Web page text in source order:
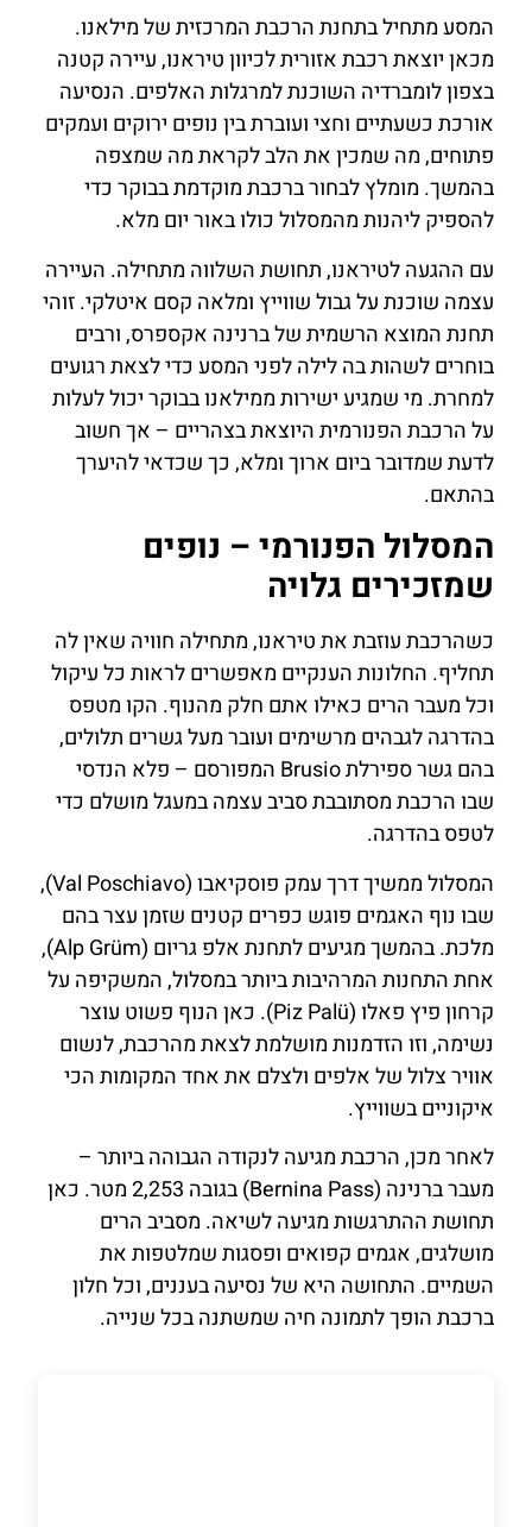
המסע מתחיל בתחנת הרכבת המרכזית של מילאנו.
מכאן יוצאת רכבת אזורית לכיוון טיראנו, עיירה קטנה
בצפון לומברדיה השוכנת למרגלות האלפים. הנסיעה
אורכת כשעתיים וחצי ועוברת בין נופים ירוקים ועמקים
פתוחים, מה שמכין את הלב לקראת מה שמצפה
בהמשך. מומלץ לבחור ברכבת מוקדמת בבוקר כדי
להספיק ליהנות מהמסלול כולו באור יום מלא.
עם ההגעה לטיראנו, תחושת השלווה מתחילה. העיירה
עצמה שוכנת על גבול שווייץ ומלאה קסם איטלקי. זוהי
תחנת המוצא הרשמית של ברנינה אקספרס, ורבים
בוחרים לשהות בה לילה לפני המסע כדי לצאת רגועים
למחרת. מי שמגיע ישירות ממילאנו בבוקר יכול לעלות
על הרכבת הפנורמית היוצאת בצהריים – אך חשוב
לדעת שמדובר ביום ארוך ומלא, כך שכדאי להיערך
בהתאם.
המסלול הפנורמי – נופים
שמזכירים גלויה
כשהרכבת עוזבת את טיראנו, מתחילה חוויה שאין לה
תחליף. החלונות הענקיים מאפשרים לראות כל עיקול
וכל מעבר הרים כאילו אתם חלק מהנוף. הקו מטפס
בהדרגה לגבהים מרשימים ועובר מעל גשרים תלולים,
בהם גשר ספירלת Brusio המפורסם – פלא הנדסי
שבו הרכבת מסתובבת סביב עצמה במעגל מושלם כדי
לטפס בהדרגה.
המסלול ממשיך דרך עמק פוסקיאבו (Val Poschiavo),
שבו נוף האגמים פוגש כפרים קטנים שזמן עצר בהם
מלכת. בהמשך מגיעים לתחנת אלפ גריום (Alp Grüm),
אחת התחנות המרהיבות ביותר במסלול, המשקיפה על
קרחון פיץ פאלו (Piz Palü). כאן הנוף פשוט עוצר
נשימה, וזו הזדמנות מושלמת לצאת מהרכבת, לנשום
אוויר צלול של אלפים ולצלם את אחד המקומות הכי
איקוניים בשווייץ.
לאחר מכן, הרכבת מגיעה לנקודה הגבוהה ביותר –
מעבר ברנינה (Bernina Pass) בגובה 2,253 מטר. כאן
תחושת ההתרגשות מגיעה לשיאה. מסביב הרים
מושלגים, אגמים קפואים ופסגות שמלטפות את
השמיים. התחושה היא של נסיעה בעננים, וכל חלון
ברכבת הופך לתמונה חיה שמשתנה בכל שנייה.